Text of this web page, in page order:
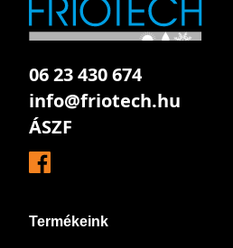
06 23 430 674
info@friotech.hu
ÁSZF
Termékeink